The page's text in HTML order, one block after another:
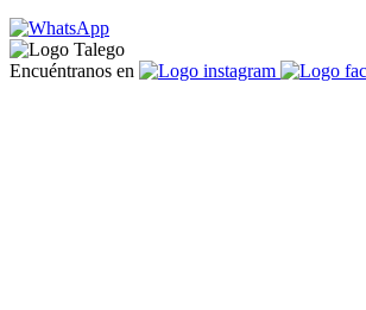
Encuéntranos en